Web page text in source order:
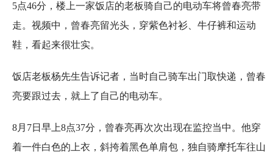
5点46分，楼上一家饭店的老板骑自己的电动车将曾春亮带
走。视频中，曾春亮留光头，穿紫色衬衫、牛仔裤和运动
鞋，看起来很壮实。
饭店老板杨先生告诉记者，当时自己骑车出门取快递，曾春
亮要跟过去，就上了自己的电动车。
8月7日早上8点37分，曾春亮再次次出现在监控当中。他穿
着一件白色的上衣，斜挎着黑色单肩包，独自骑摩托车往山